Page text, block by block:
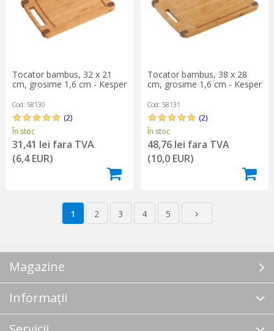
Tocator bambus, 32 x 21
cm, grosime 1,6 cm - Kesper
Cod: 58130
(2)
În stoc
31,41 lei fara TVA
(6,4 EUR)
Tocator bambus, 38 x 28
cm, grosime 1,6 cm - Kesper
Cod: 58131
(2)
În stoc
48,76 lei fara TVA
(10,0 EUR)
1 2 3 4 5
Magazine
Informații